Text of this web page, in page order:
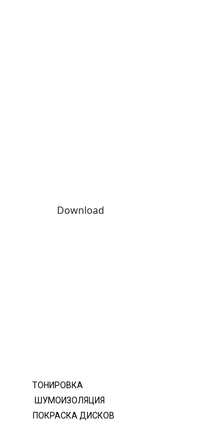
Download
ТОНИРОВКА
ШУМОИЗОЛЯЦИЯ
ПОКРАСКА ДИСКОВ